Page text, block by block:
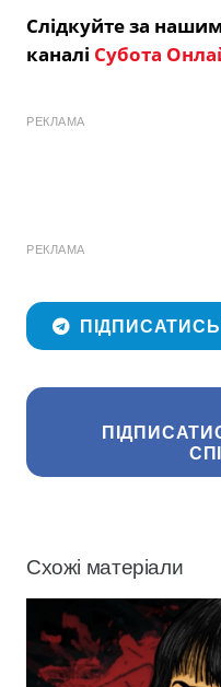
Слідкуйте за
каналі Субота
РЕКЛАМА
РЕКЛАМА
ПІДПИСАТИСЬ
Схожі матеріали